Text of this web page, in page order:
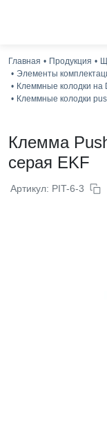
Главная Продукция
Элементы
Клеммные колодки на
Клеммные колодки
Клемма
серая EKF
Артикул: PIT-6-3